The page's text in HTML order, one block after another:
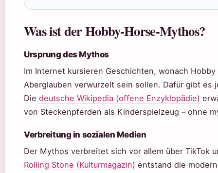
Was ist der Hobby-Horse-Mythos?
Ursprung des Mythos
Im Internet kursieren Geschichten, wonach
Aberglauben verwurzelt sein sollen. Dafür gibt es
Die deutsche Wikipedia (offene Enzyklopädie)
von Steckenpferden als Kinderspielzeug – ohne
Verbreitung in sozialen Medien
Der Mythos verbreitet sich vor allem über TikTok
Rolling Stone (Kulturmagazin) entstand die